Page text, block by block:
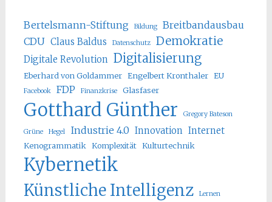
Bertelsmann-Stiftung Bildung
Breitbandausbau
CDU Claus Baldus Datenschutz Demokratie
Digitale Revolution Digitalisierung
Eberhard von Goldammer Engelbert Kronthaler EU
Facebook FDP Finanzkrise Glasfaser
Gotthard Günther Gregory Bateson
Grüne Hegel Industrie 4.0 Innovation Internet
Kenogrammatik Komplexität Kulturtechnik
Kybernetik
Künstliche Intelligenz Lernen